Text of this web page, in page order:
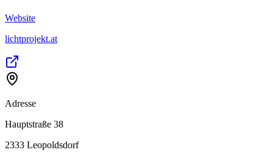
Website
lichtprojekt.at
Adresse
Hauptstraße 38
2333 Leopoldsdorf